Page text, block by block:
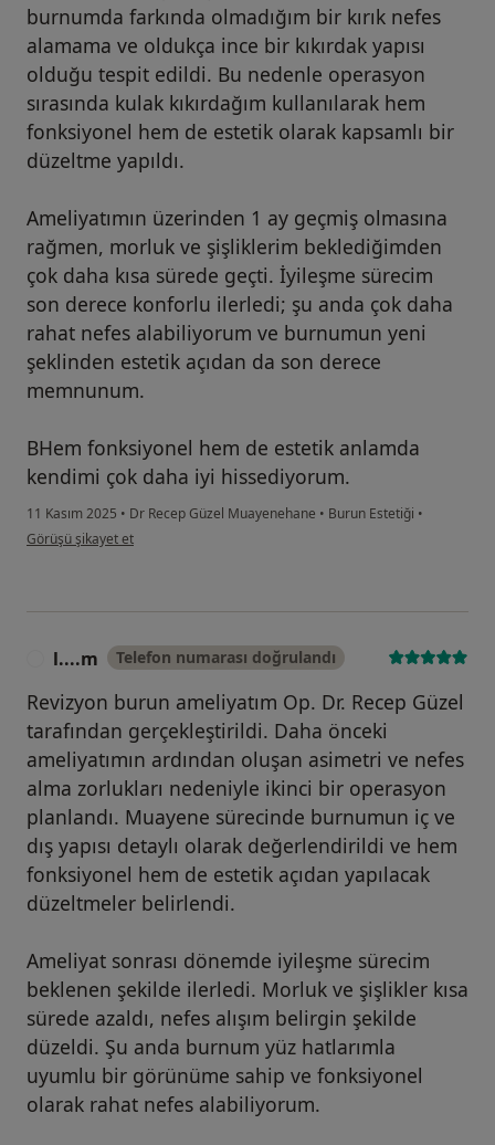
burnumda farkında olmadığım bir kırık nefes
alamama ve oldukça ince bir kıkırdak yapısı
olduğu tespit edildi. Bu nedenle operasyon
sırasında kulak kıkırdağım kullanılarak hem
fonksiyonel hem de estetik olarak kapsamlı bir
düzeltme yapıldı.
Ameliyatımın üzerinden 1 ay geçmiş olmasına
rağmen, morluk ve şişliklerim beklediğimden
çok daha kısa sürede geçti. İyileşme sürecim
son derece konforlu ilerledi; şu anda çok daha
rahat nefes alabiliyorum ve burnumun yeni
şeklinden estetik açıdan da son derece
memnunum.
BHem fonksiyonel hem de estetik anlamda
kendimi çok daha iyi hissediyorum.
11 Kasım 2025 • Dr Recep Güzel Muayenehane • Burun Estetiği •
kullanıcının görüşüne göre ze...i
Görüşü şikayet et
l....m Telefon numarası doğrulandı
Revizyon burun ameliyatım Op. Dr. Recep Güzel
tarafından gerçekleştirildi. Daha önceki
ameliyatımın ardından oluşan asimetri ve nefes
alma zorlukları nedeniyle ikinci bir operasyon
planlandı. Muayene sürecinde burnumun iç ve
dış yapısı detaylı olarak değerlendirildi ve hem
fonksiyonel hem de estetik açıdan yapılacak
düzeltmeler belirlendi.
Ameliyat sonrası dönemde iyileşme sürecim
beklenen şekilde ilerledi. Morluk ve şişlikler kısa
sürede azaldı, nefes alışım belirgin şekilde
düzeldi. Şu anda burnum yüz hatlarımla
uyumlu bir görünüme sahip ve fonksiyonel
olarak rahat nefes alabiliyorum.